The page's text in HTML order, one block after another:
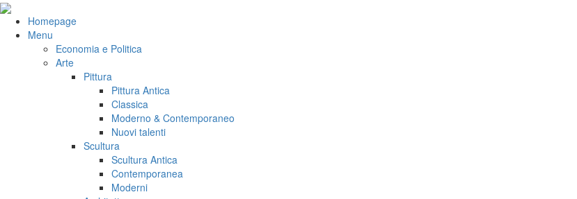
Salta
contenuto
VeniVidiViciHomepage
Menu
Economia e Politica
Arte
Pittura
Pittura Antica
Classica
Moderno & Contemporaneo
Nuovi talenti
Scultura
Scultura Antica
Contemporanea
Moderni